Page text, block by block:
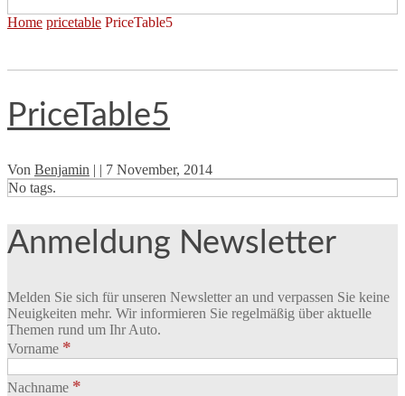
Home pricetable PriceTable5
PriceTable5
Von Benjamin | | 7 November, 2014
No tags.
Anmeldung Newsletter
Melden Sie sich für unseren Newsletter an und verpassen Sie keine
Neuigkeiten mehr. Wir informieren Sie regelmäßig über aktuelle
Themen rund um Ihr Auto.
Vorname *
Nachname *